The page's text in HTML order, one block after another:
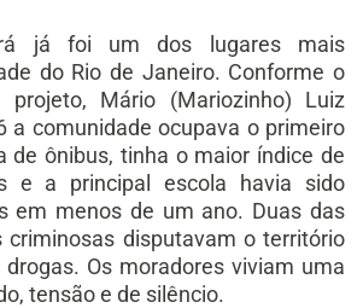
já foi um dos lugares mais
do Rio de Janeiro. Conforme o
projeto, Mário (Mariozinho) Luiz
a comunidade ocupava o primeiro
de ônibus, tinha o maior índice de
e a principal escola havia sido
em menos de um ano. Duas das
criminosas disputavam o território
Os moradores viviam uma
tensão e de silêncio.